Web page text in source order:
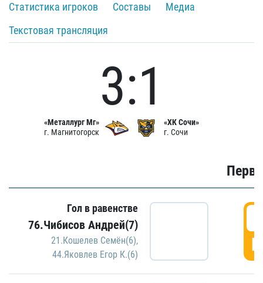
Статистика игроков
Составы
Медиа
Текстовая трансляция
«Металлург Мг»
г. Магнитогорск
3:1
«ХК Сочи»
г. Сочи
Гол в равенстве
76.Чибисов Андрей(7)
21.Кошелев Семён(6),
44.Яковлев Егор К.(6)